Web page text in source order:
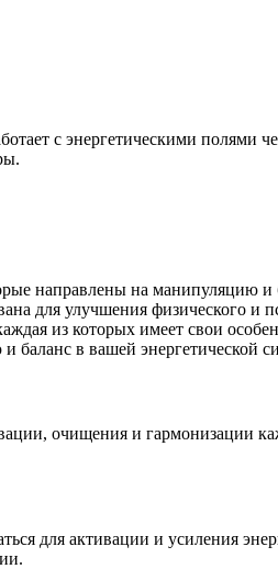
с энергетическими
направлены на манипуляцию
для улучшения физического и
из которых имеет свои
баланс в вашей энергетической
очищения и гармонизации
для активации и усиления